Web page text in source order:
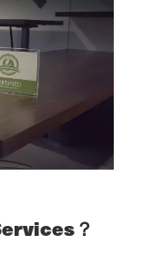
Certification Video
？